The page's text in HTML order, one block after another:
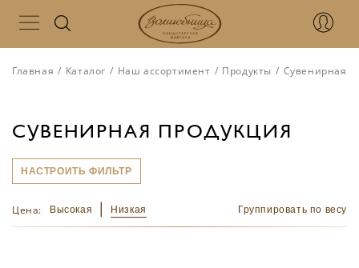
Главная / Каталог / Наш ассортимент / Продукты / Сувенирная
СУВЕНИРНАЯ ПРОДУКЦИЯ
НАСТРОИТЬ ФИЛЬТР
Цена: Высокая Низкая Группировать по весу